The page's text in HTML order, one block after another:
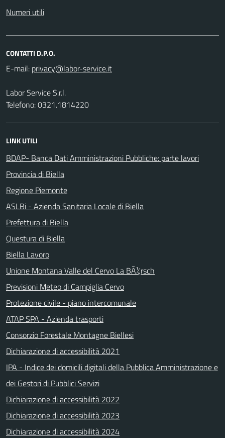
Numeri utili
CONTATTI D.P.O.
E-mail:
Labor Service S.r.l.
Telefono: 0321.1814220
LINK UTILI
BDAP- Banca Dati Amministrazioni Pubbliche: parte lavori
Provincia di Biella
Regione Piemonte
ASLBi - Azienda Sanitaria Locale di Biella
Prefettura di Biella
Questura di Biella
Biella Lavoro
Unione Montana Valle del Cervo La BÃ¼rsch
Previsioni Meteo di Campiglia Cervo
Protezione civile - piano intercomunale
ATAP SPA - Azienda trasporti
Consorzio Forestale Montagne Biellesi
Dichiarazione di accessibilità 2021
IPA - Indice dei domicili digitali della Pubblica Amministrazione e
dei Gestori di Pubblici Servizi
Dichiarazione di accessibilità 2022
Dichiarazione di accessibilità 2023
Dichiarazione di accessibilità 2024